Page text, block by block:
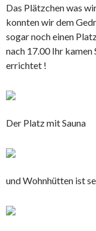
Das Plätzchen was
konnten wir dem
sogar noch einen
nach 17.00 Ihr kamen
errichtet !
Der Platz mit Sauna
und Wohnhütten ist